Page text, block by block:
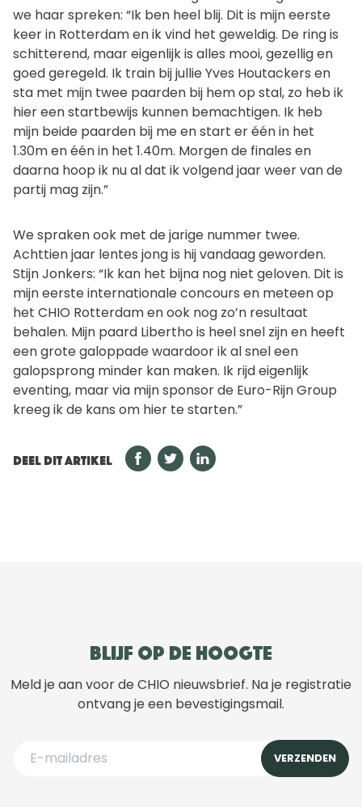
we haar spreken: “Ik ben heel blij. Dit is mijn eerste
keer in Rotterdam en ik vind het geweldig. De ring is
schitterend, maar eigenlijk is alles mooi, gezellig en
goed geregeld. Ik train bij jullie Yves Houtackers en
sta met mijn twee paarden bij hem op stal, zo heb ik
hier een startbewijs kunnen bemachtigen. Ik heb
mijn beide paarden bij me en start er één in het
1.30m en één in het 1.40m. Morgen de finales en
daarna hoop ik nu al dat ik volgend jaar weer van de
partij mag zijn.”
We spraken ook met de jarige nummer twee.
Achttien jaar lentes jong is hij vandaag geworden.
Stijn Jonkers: “Ik kan het bijna nog niet geloven. Dit is
mijn eerste internationale concours en meteen op
het CHIO Rotterdam en ook nog zo’n resultaat
behalen. Mijn paard Libertho is heel snel zijn en heeft
een grote galoppade waardoor ik al snel een
galopsprong minder kan maken. Ik rijd eigenlijk
eventing, maar via mijn sponsor de Euro-Rijn Group
kreeg ik de kans om hier te starten.”
DEEL DIT ARTIKEL
Blijf op de hoogte
Meld je aan voor de CHIO nieuwsbrief. Na je registratie
ontvang je een bevestigingsmail.